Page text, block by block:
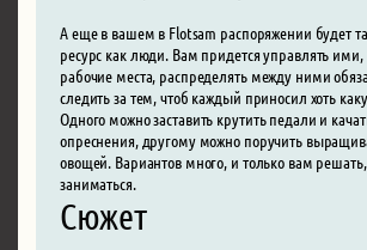
А еще в вашем в Flotsam распоряжении будет
ресурс как люди. Вам придется управлять ими,
рабочие места, распределять между ними
следить за тем, чтоб каждый приносил хоть
Одного можно заставить крутить педали и
опреснения, другому можно поручить
овощей. Вариантов много, и только вам
заниматься.
Сюжет